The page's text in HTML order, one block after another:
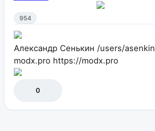
954
Александр Сенькин /users/asenkin
modx.pro https://modx.pro
0